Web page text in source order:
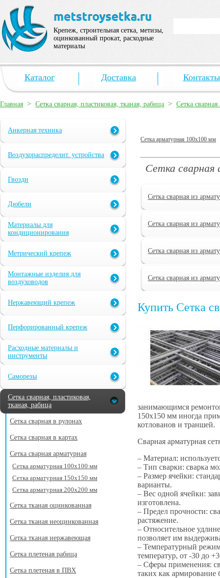
Крепеж, строительная сетка, метизы,
оцинкованный прокат, расходные
материалы
Каталог Доставка Контакты
Главная > Сетка сварная, пластиковая, тканая, рабица > Сетка сварная
Анкерная техника
Воздухораспределит. устройства
Гвозди
Дюбели
Материалы для
кондиционирования
Метрический крепеж
Монтажные изделия для
воздуховодов
Нержавеющий крепеж
Перфорированный крепеж
Расходные материалы и
инструменты
Саморезы
Сетка сварная, пластиковая,
тканая, рабица
Сетка сварная в рулонах
Сетка сварная в картах
Сетка сварная арматурная
Сетка арматурная 100х100 мм
Сетка арматурная 150х150 мм
Сетка арматурная 200х200 мм
Сетка тканая оцинкованная
Сетка тканая неоцинкованная
Сетка тканая нержавеющая
Сетка плетеная рабица
Сетка плетеная в ПВХ
Сетка арматурная 100х100 мм
Сетка сварная
Сетка сварная из
Сетка сварная из
Сетка сварная из
Сетка сварная из
Купить Сетка
занимающимся
150х150 мм иногда
котлованов и траншей.
Сварная арматурная
– Материал:
– Тип сварки: сварка
– Размер ячейки:
варианты.
– Вес одной ячейки:
изготовлена.
– Предел прочности:
растяжение.
– Относительное
позволяет им
– Температурный
температур, от -30 до
– Сферы применения:
таких как армирование